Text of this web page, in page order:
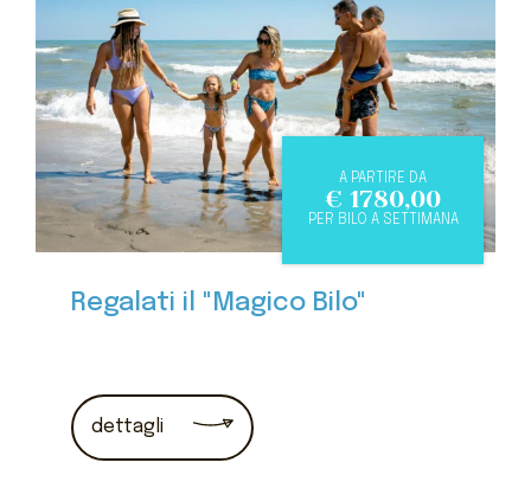
Regalati il "Magico Bilo"
dettagli
A PARTIRE DA
€ 1780,00
PER BILO A SETTIMANA